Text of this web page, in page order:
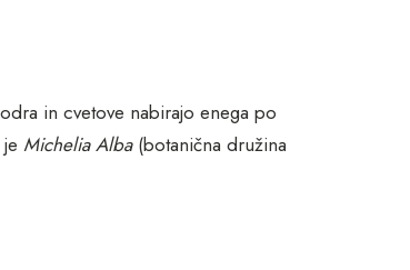
in cvetove nabirajo enega po
Michelia Alba(botanična družina